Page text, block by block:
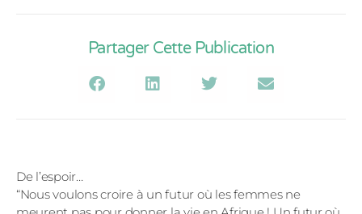
Partager Cette Publication
De l’espoir…
“Nous voulons croire à un futur où les femmes ne